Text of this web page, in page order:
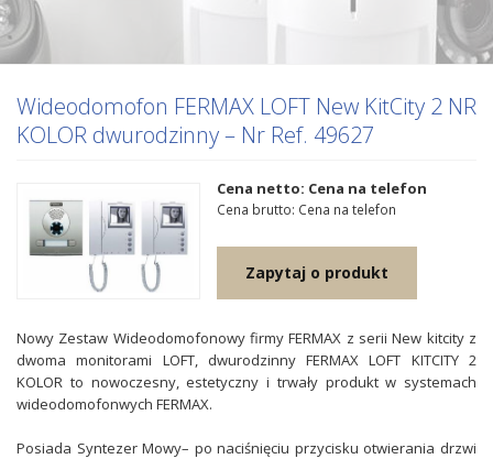
Wideodomofon FERMAX LOFT New KitCity 2 NR
KOLOR dwurodzinny – Nr Ref. 49627
Cena netto: Cena na telefon
Cena brutto: Cena na telefon
Zapytaj o produkt
Nowy Zestaw Wideodomofonowy firmy FERMAX z serii New kitcity z
dwoma monitorami LOFT, dwurodzinny FERMAX LOFT KITCITY 2
KOLOR to nowoczesny, estetyczny i trwały produkt w systemach
wideodomofonwych FERMAX.
Posiada Syntezer Mowy– po naciśnięciu przycisku otwierania drzwi